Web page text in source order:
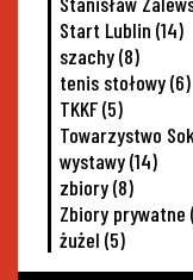
Start Lublin (14)
szachy(8)
tenis stołowy(6)
TKKF(5)
Towarzystwo
wystawy(14)
zbiory(8)
Zbiory prywatne
żużel (5)